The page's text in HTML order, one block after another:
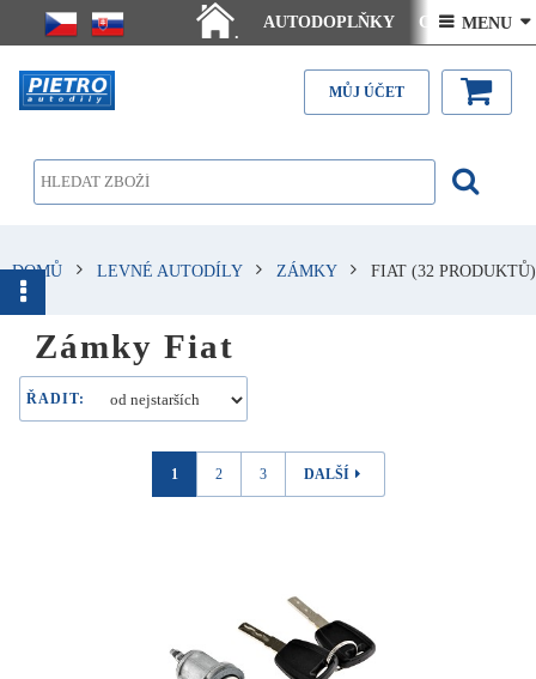
.
AUTODOPLŇKY Ceny doručení
Články - návody Kontakt
 MENU 
MŮJ ÚČET
DOMŮ LEVNÉ AUTODÍLY ZÁMKY FIAT (32 PRODUKTŮ)
Zámky Fiat
ŘADIT:
1 2 3 DALŠÍ